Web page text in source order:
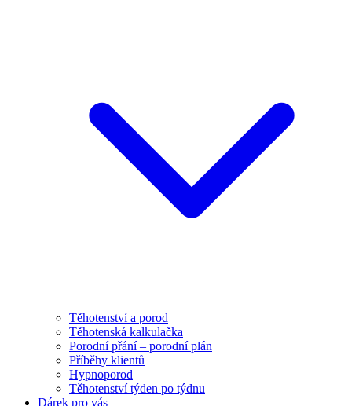
Těhotenství a porod
Těhotenská kalkulačka
Porodní přání – porodní plán
Příběhy klientů
Hypnoporod
Těhotenství týden po týdnu
Dárek pro vás